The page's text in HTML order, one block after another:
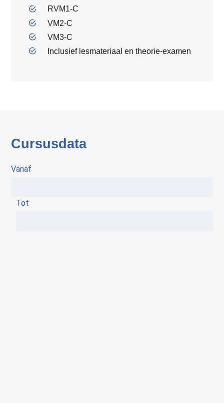
RVM1-C
VM2-C
VM3-C
Inclusief lesmateriaal en theorie-examen
Cursusdata
Vanaf
Tot